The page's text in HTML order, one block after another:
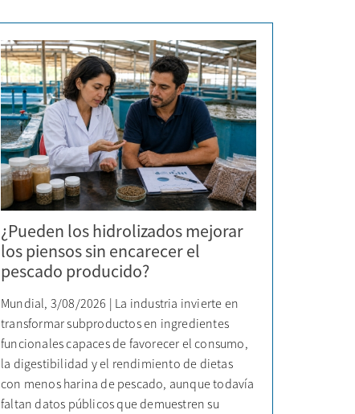
¿Pueden los hidrolizados mejorar
los piensos sin encarecer el
pescado producido?
Mundial, 3/08/2026 | La industria invierte en
transformar subproductos en ingredientes
funcionales capaces de favorecer el consumo,
la digestibilidad y el rendimiento de dietas
con menos harina de pescado, aunque todavía
faltan datos públicos que demuestren su